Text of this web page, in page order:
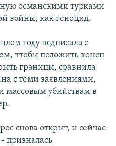
османскими турками
войны, как геноцид.
году подписала с
чтобы положить конец
границы, сравнила
с теми заявлениями,
массовым убийствам в
снова открыт, и сейчас
призналась